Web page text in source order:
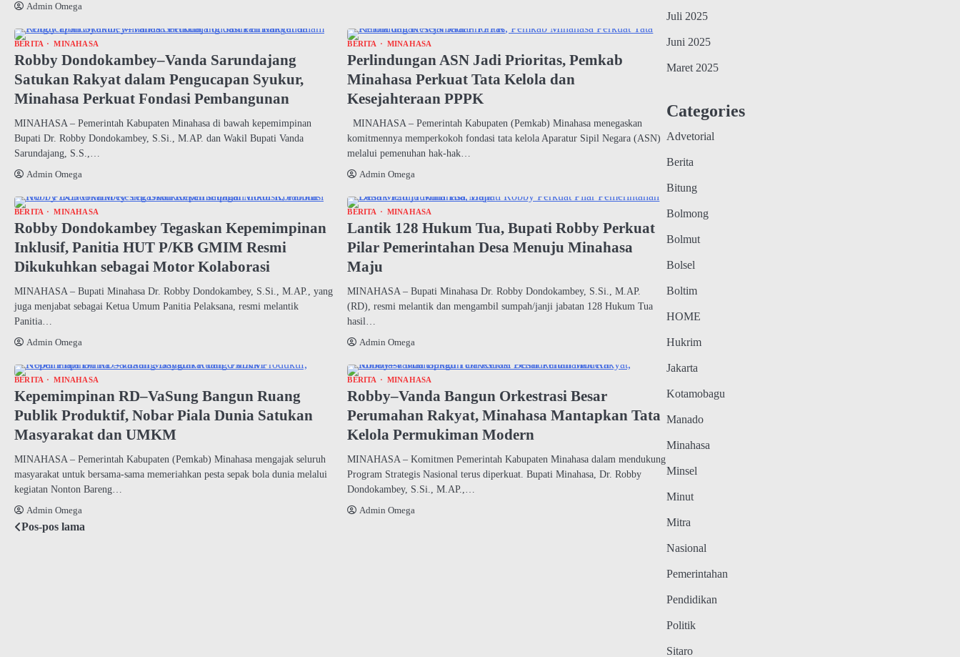
Admin Omega
BERITA MINAHASA
Robby Dondokambey–Vanda Sarundajang
Satukan Rakyat dalam Pengucapan Syukur,
Minahasa Perkuat Fondasi Pembangunan
MINAHASA – Pemerintah Kabupaten Minahasa di bawah kepemimpinan
Bupati Dr. Robby Dondokambey, S.Si., M.AP. dan Wakil Bupati Vanda
Sarundajang, S.S.,…
Admin Omega
BERITA MINAHASA
Perlindungan ASN Jadi Prioritas, Pemkab
Minahasa Perkuat Tata Kelola dan
Kesejahteraan PPPK
MINAHASA – Pemerintah Kabupaten (Pemkab) Minahasa menegaskan
komitmennya memperkokoh fondasi tata kelola Aparatur Sipil Negara (ASN)
melalui pemenuhan hak-hak…
Admin Omega
BERITA MINAHASA
Robby Dondokambey Tegaskan Kepemimpinan
Inklusif, Panitia HUT P/KB GMIM Resmi
Dikukuhkan sebagai Motor Kolaborasi
MINAHASA – Bupati Minahasa Dr. Robby Dondokambey, S.Si., M.AP., yang
juga menjabat sebagai Ketua Umum Panitia Pelaksana, resmi melantik
Panitia…
Admin Omega
BERITA MINAHASA
Lantik 128 Hukum Tua, Bupati Robby Perkuat
Pilar Pemerintahan Desa Menuju Minahasa
Maju
MINAHASA – Bupati Minahasa Dr. Robby Dondokambey, S.Si., M.AP.
(RD), resmi melantik dan mengambil sumpah/janji jabatan 128 Hukum Tua
hasil…
Admin Omega
BERITA MINAHASA
Kepemimpinan RD–VaSung Bangun Ruang
Publik Produktif, Nobar Piala Dunia Satukan
Masyarakat dan UMKM
MINAHASA – Pemerintah Kabupaten (Pemkab) Minahasa mengajak seluruh
masyarakat untuk bersama-sama memeriahkan pesta sepak bola dunia melalui
kegiatan Nonton Bareng…
Admin Omega
BERITA MINAHASA
Robby–Vanda Bangun Orkestrasi Besar
Perumahan Rakyat, Minahasa Mantapkan Tata
Kelola Permukiman Modern
MINAHASA – Komitmen Pemerintah Kabupaten Minahasa dalam mendukung
Program Strategis Nasional terus diperkuat. Bupati Minahasa, Dr. Robby
Dondokambey, S.Si., M.AP.,…
Admin Omega
Navigasi
Pos-pos lama
Juli 2025
Juni 2025
Maret 2025
Categories
Advetorial
Berita
Bitung
Bolmong
Bolmut
Bolsel
Boltim
HOME
Hukrim
Jakarta
Kotamobagu
Manado
Minahasa
Minsel
Minut
Mitra
Nasional
Pemerintahan
Pendidikan
Politik
Sitaro